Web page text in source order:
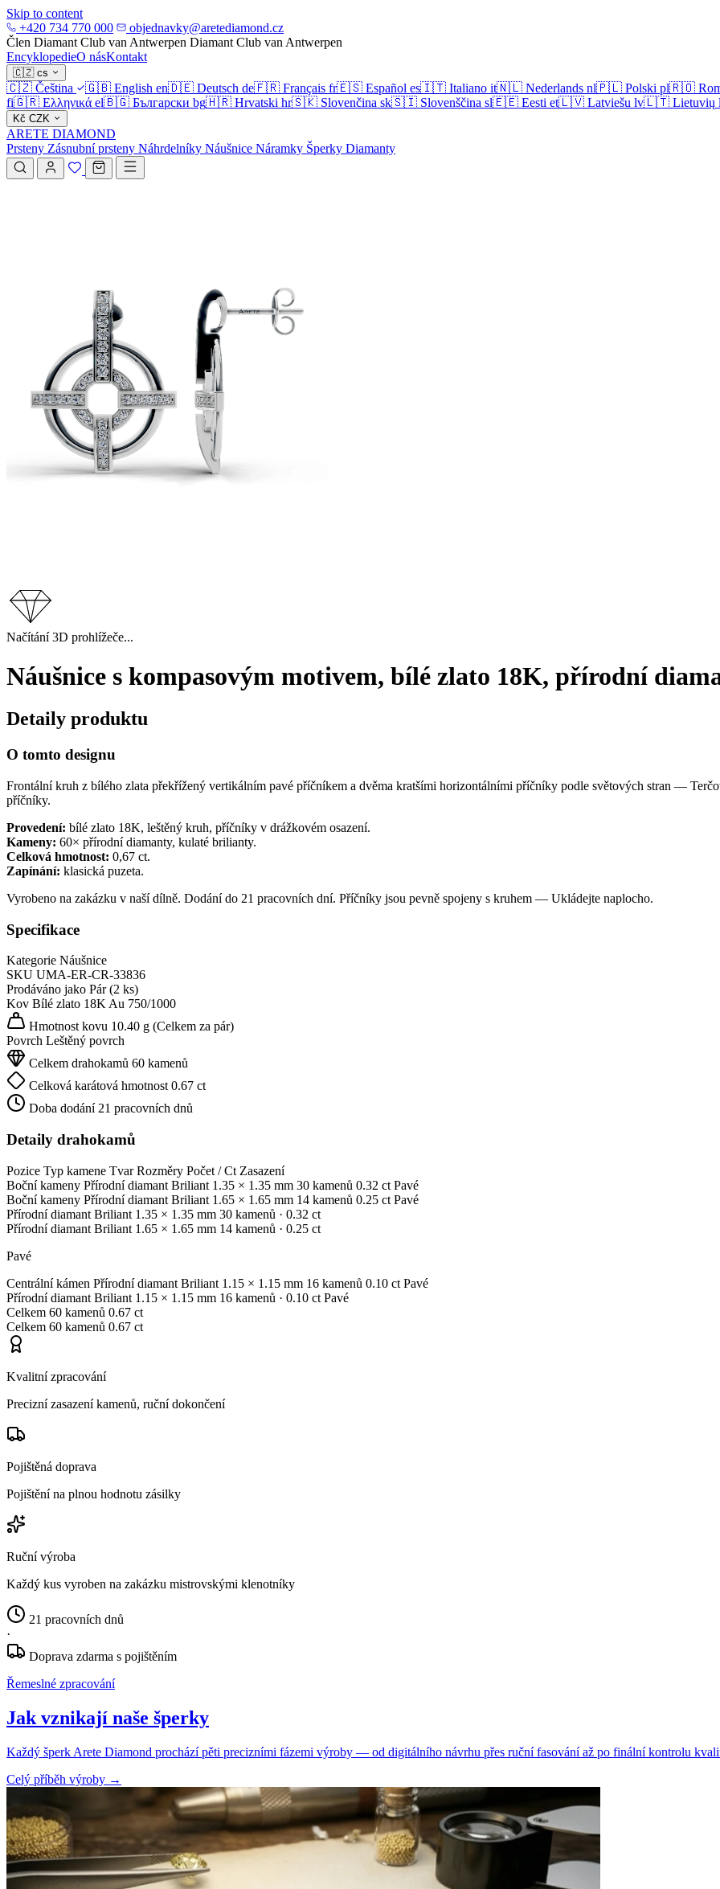
Skip to content
+420 734 770 000
objednavky@aretediamond.cz
Člen Diamant Club van Antwerpen Diamant Club van Antwerpen
EncyklopedieO násKontakt
🇨🇿 cs
🇨🇿 Čeština 🇬🇧 English en🇩🇪 Deutsch de🇫🇷 Français fr🇪🇸 Español es🇮🇹 Italiano it🇳🇱 Nederlands nl🇵🇱 Polski pl🇷🇴
fi🇬🇷 Ελληνικά el🇧🇬 Български bg🇭🇷 Hrvatski hr🇸🇰 Slovenčina sk🇸🇮 Slovenščina sl🇪🇪 Eesti et🇱🇻 Latviešu lv🇱🇹 Lietuvių
Kč CZK
ARETE DIAMOND
Prsteny Zásnubní prsteny Náhrdelníky Náušnice Náramky Šperky Diamanty
Načítání 3D prohlížeče...
Náušnice s kompasovým motivem, bílé zlato 18K, přírodní
Detaily produktu
O tomto designu
Frontální kruh z bílého zlata překřížený vertikálním pavé příčníkem a dvěma kratšími horizontálními příčníky podle světových stran —
příčníky.
Provedení: bílé zlato 18K, leštěný kruh, příčníky v drážkovém osazení.
Kameny: 60× přírodní diamanty, kulaté brilianty.
Celková hmotnost: 0,67 ct.
Zapínání: klasická puzeta.
Vyrobeno na zakázku v naší dílně. Dodání do 21 pracovních dní. Příčníky jsou pevně spojeny s kruhem — Ukládejte naplocho.
Specifikace
Kategorie Náušnice
SKU UMA-ER-CR-33836
Prodáváno jako Pár (2 ks)
Kov Bílé zlato 18KAu 750/1000
Hmotnost kovu 10.40 g (Celkem za pár)
Povrch Leštěný povrch
Celkem drahokamů 60 kamenů
Celková karátová hmotnost 0.67 ct
Doba dodání 21 pracovních dnů
Detaily drahokamů
Pozice Typ kamene Tvar Rozměry Počet / Ct Zasazení
Boční kameny Přírodní diamant Briliant 1.35 × 1.35 mm 30 kamenů 0.32 ct Pavé
Boční kameny Přírodní diamant Briliant 1.65 × 1.65 mm 14 kamenů 0.25 ct Pavé
Přírodní diamant Briliant 1.35 × 1.35 mm 30 kamenů · 0.32 ct
Přírodní diamant Briliant 1.65 × 1.65 mm 14 kamenů · 0.25 ct
Pavé
Centrální kámen Přírodní diamant Briliant 1.15 × 1.15 mm 16 kamenů 0.10 ct Pavé
Přírodní diamant Briliant 1.15 × 1.15 mm 16 kamenů · 0.10 ct Pavé
Celkem 60 kamenů 0.67 ct
Celkem 60 kamenů 0.67 ct
Kvalitní zpracování
Precizní zasazení kamenů, ruční dokončení
Pojištěná doprava
Pojištění na plnou hodnotu zásilky
Ruční výroba
Každý kus vyroben na zakázku mistrovskými klenotníky
21 pracovních dnů
·
Doprava zdarma s pojištěním
Řemeslné zpracování
Jak vznikají naše šperky
Každý šperk Arete Diamond prochází pěti precizními fázemi výroby — od digitálního návrhu přes ruční fasování až po finální kontrolu
Celý příběh výroby →